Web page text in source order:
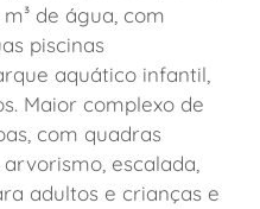
de água, com
piscinas
aquático infantil,
Maior complexo de
com quadras
escalada,
adultos e crianças e